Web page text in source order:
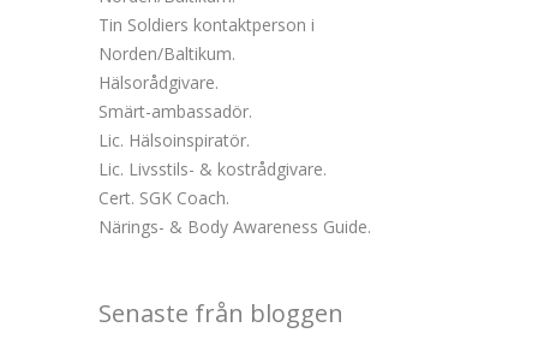
Tin Soldiers kontaktperson i
Norden/Baltikum.
Hälsorådgivare.
Smärt-ambassadör.
Lic. Hälsoinspiratör.
Lic. Livsstils- & kostrådgivare.
Cert. SGK Coach.
Närings- & Body Awareness Guide.
Senaste från bloggen